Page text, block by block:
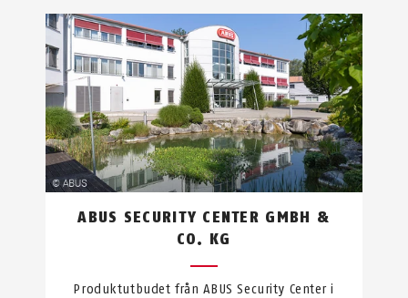
ABUS SECURITY CENTER GMBH &
CO. KG
Produktutbudet från ABUS Security Center i